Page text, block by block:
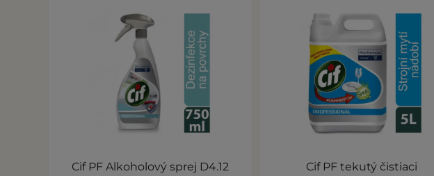
Cif PF Alkoholový sprej D4.12
Cif PF tekutý čistiaci